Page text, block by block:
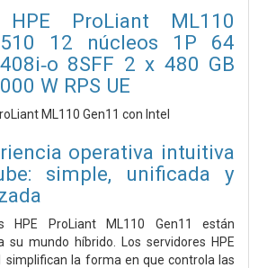
HPE ProLiant ML110
12 núcleos 1P 64
8SFF 2 x 480 GB
W RPS UE
ML110 Gen11 con Intel
operativa intuitiva
simple, unificada y
HPE ProLiant ML110 Gen11 están
su mundo híbrido. Los servidores HPE
simplifican la forma en que controla las